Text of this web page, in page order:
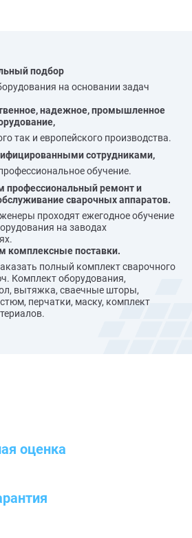
подбор
на основании задач
надежное, промышленное
так и европейского производства.
сотрудниками,
обучение.
профессиональный ремонт и
сварочных аппаратов.
проходят ежегодное обучение
на заводах
комплексные поставки.
полный комплект сварочного
Комплект оборудования,
вытяжка, сваечные шторы,
перчатки, маску, комплект
оценка